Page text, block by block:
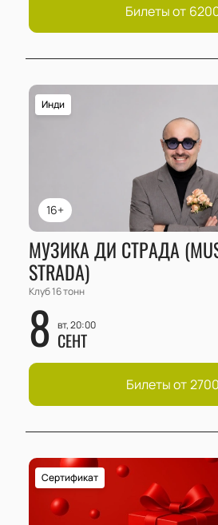
Билеты от
16+
Инди
МУЗИКА ДИ СТРАДА
STRADA)
Клуб 16 тонн
8 вт, 20:00
СЕНТ
Билеты от 2700
Сертификат